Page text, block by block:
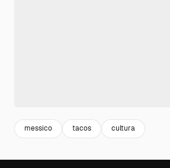
messico tacos cultura